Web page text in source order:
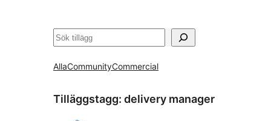
Sök
AllaCommunityCommercial
Tilläggstagg: delivery manager